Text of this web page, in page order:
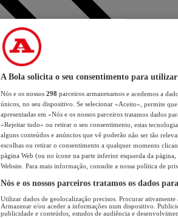
A Bola solicita o seu consentimento para utilizar
Nós e os nossos 298 parceiros armazenamos e acedemos a
únicos, no seu dispositivo. Se selecionar «Aceito», permite
apresentadas em «Nós e os nossos parceiros tratamos dados
«Rejeitar tudo» ou retirar o seu consentimento, estas
alguns conteúdos e anúncios que vê poderão não ser tão
escolhas ou retirar o consentimento a qualquer momento
página Web (ou no ícone na parte inferior esquerda da página,
Website. Para mais informação, consulte a nossa política de
Nós e os nossos parceiros tratamos os dados
Utilizar dados de geolocalização precisos. Procurar
Armazenar e/ou aceder a informações num dispositivo.
publicidade e conteúdos, estudos de audiência e